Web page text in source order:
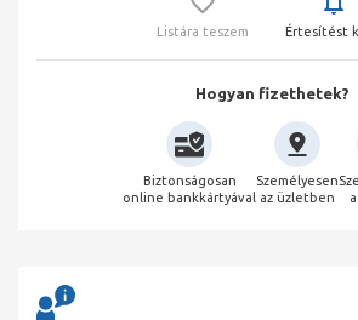
Listára teszem Értesítést
Hogyan fizethetek?
Biztonságosan
online bankkártyával
Személyesen
az üzletben